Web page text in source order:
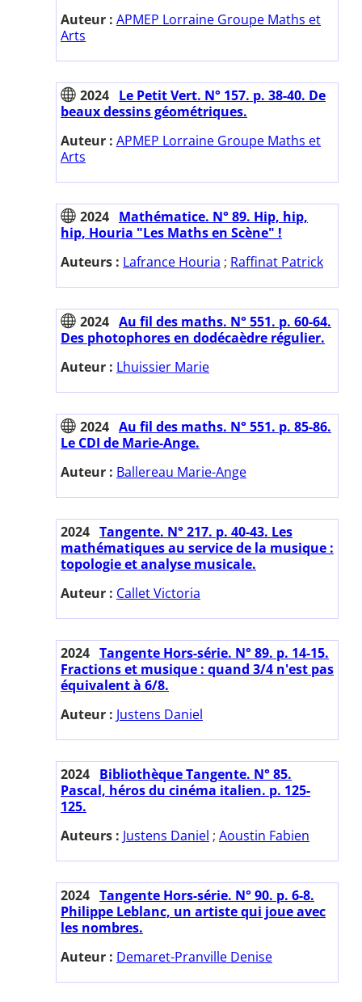
Auteur : APMEP Lorraine Groupe Maths et
Arts
2024 Le Petit Vert. N° 157. p. 38-40. De
beaux dessins géométriques.
Auteur : APMEP Lorraine Groupe Maths et
Arts
2024 Mathématice. N° 89. Hip, hip,
hip, Houria "Les Maths en Scène" !
Auteurs : Lafrance Houria ; Raffinat Patrick
2024 Au fil des maths. N° 551. p. 60-64.
Des photophores en dodécaèdre régulier.
Auteur : Lhuissier Marie
2024 Au fil des maths. N° 551. p. 85-86.
Le CDI de Marie-Ange.
Auteur : Ballereau Marie-Ange
2024 Tangente. N° 217. p. 40-43. Les
mathématiques au service de la musique :
topologie et analyse musicale.
Auteur : Callet Victoria
2024 Tangente Hors-série. N° 89. p. 14-15.
Fractions et musique : quand 3/4 n'est pas
équivalent à 6/8.
Auteur : Justens Daniel
2024 Bibliothèque Tangente. N° 85.
Pascal, héros du cinéma italien. p. 125-
125.
Auteurs : Justens Daniel ; Aoustin Fabien
2024 Tangente Hors-série. N° 90. p. 6-8.
Philippe Leblanc, un artiste qui joue avec
les nombres.
Auteur : Demaret-Pranville Denise